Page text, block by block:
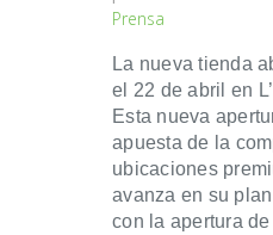
Prensa
La nueva tienda
el 22 de abril en
Esta nueva
apuesta de la
ubicaciones
avanza en su
con la apertura